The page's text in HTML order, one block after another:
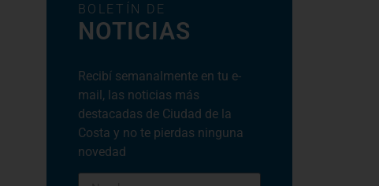
BOLETÍN DE
NOTICIAS
Recibí semanalmente en tu e-
mail, las noticias más
destacadas de Ciudad de la
Costa y no te pierdas ninguna
novedad